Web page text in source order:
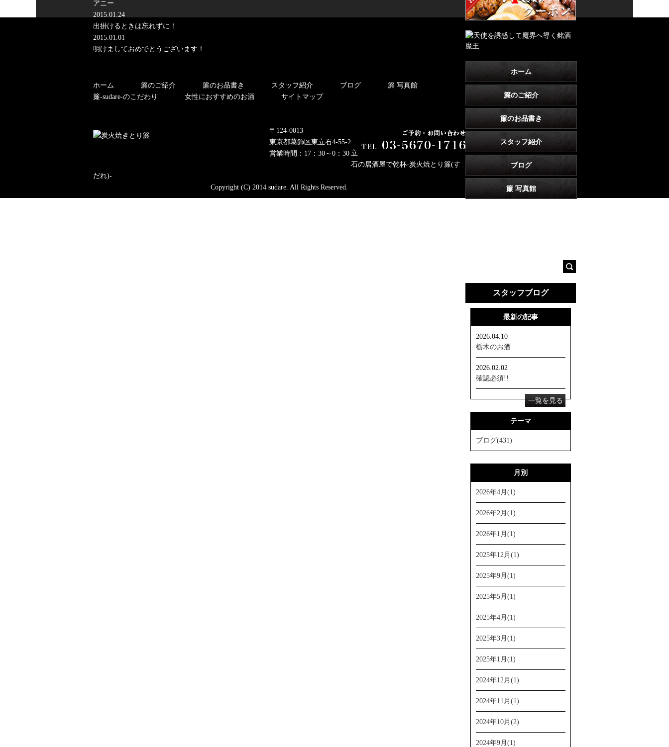
アニー
2015.01.24
出掛けるときは忘れずに！
2015.01.01
明けましておめでとうございます！
ホーム
簾のご紹介
簾のお品書き
スタッフ紹介
ブログ
簾 写真館
スタッフブログ
最新の記事
2026.04.10
栃木のお酒
2026.02.02
確認必須!!
一覧を見る
テーマ
ブログ(431)
月別
2026年4月(1)
2026年2月(1)
2026年1月(1)
2025年12月(1)
2025年9月(1)
2025年5月(1)
2025年4月(1)
2025年3月(1)
2025年1月(1)
2024年12月(1)
2024年11月(1)
2024年10月(2)
2024年9月(1)
ホーム 簾のご紹介 簾のお品書き スタッフ紹介 ブログ
簾 写真館
簾-sudare-のこだわり
女性におすすめのお酒 サイトマップ
〒124-0013
東京都葛飾区東立石4-55-2
営業時間：17：30～0：30 立
石の居酒屋で乾杯-炭火焼とり簾(す
だれ)-
Copyright (C) 2014 sudare. All Rights Reserved.